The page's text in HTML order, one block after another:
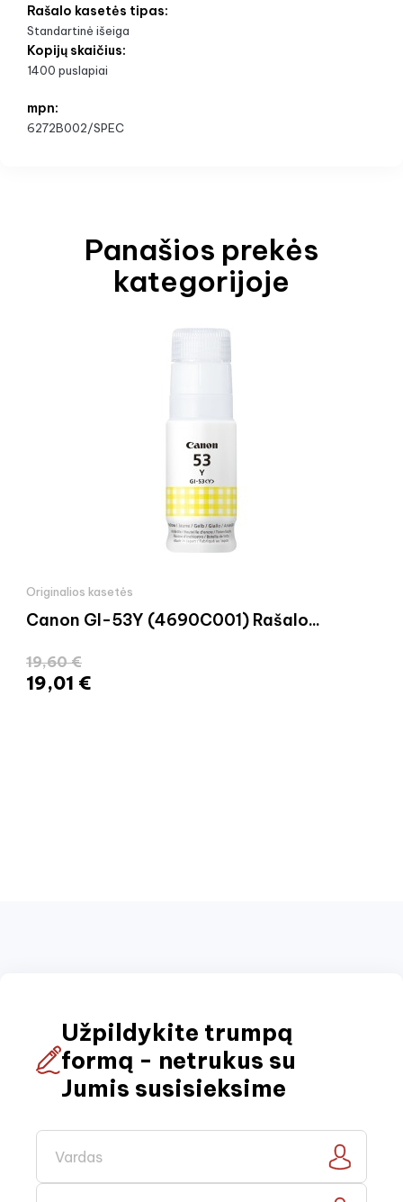
Rašalo kasetės tipas:
Standartinė išeiga
Kopijų skaičius:
1400 puslapiai
mpn:
6272B002/SPEC
Panašios prekės
kategorijoje
Originalios kasetės
Canon GI-53Y (4690C001) Rašalo...
19,60 €
19,01 €
Užpildykite trumpą
formą - netrukus su
Jumis susisieksime